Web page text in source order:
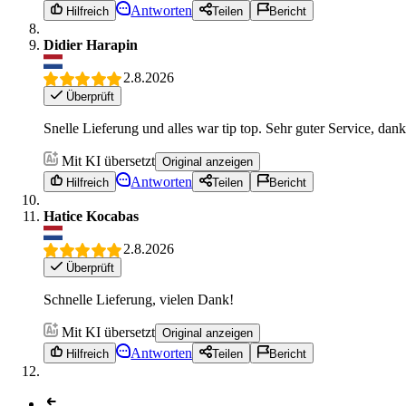
Hilfreich Antworten Teilen Bericht
Didier Harapin
2.8.2026
Überprüft
Snelle Lieferung und alles war tip top. Sehr guter Service,
Mit KI übersetzt Original anzeigen
Hilfreich
Antworten Teilen Bericht
Hatice Kocabas
2.8.2026
Überprüft
Schnelle Lieferung, vielen Dank!
Mit KI übersetzt Original anzeigen
Hilfreich
Antworten Teilen Bericht